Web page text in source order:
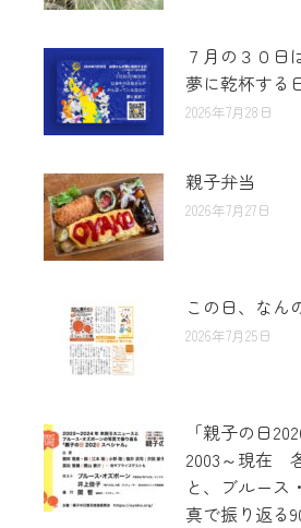
７月の３０日
夢に乾杯する
2026年7月28日
親子弁当
2026年7月27日
この日、なん
2026年7月25日
「親子の日
2003～現在
と、ブルース
真で振り返る